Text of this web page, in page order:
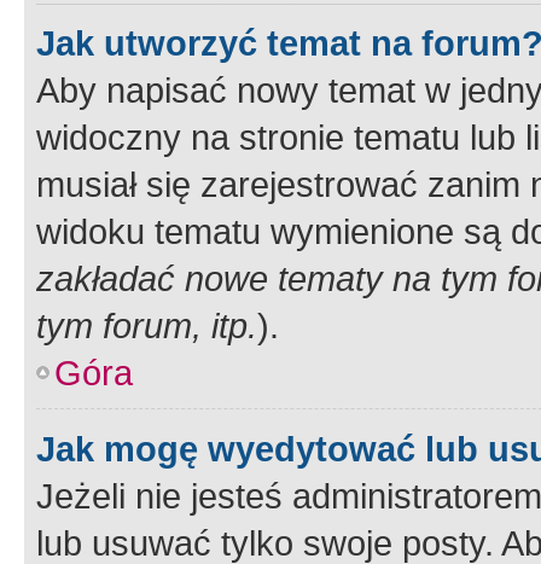
Jak utworzyć temat na
Aby napisać nowy temat w
widoczny na stronie tematu lub
musiał się zarejestrować
widoku tematu wymienione są
zakładać nowe tematy na tym
tym forum, itp.).
Góra
Jak mogę wyedytować lub
Jeżeli nie jesteś
lub usuwać tylko swoje posty.